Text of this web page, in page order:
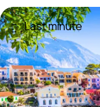
Last minute